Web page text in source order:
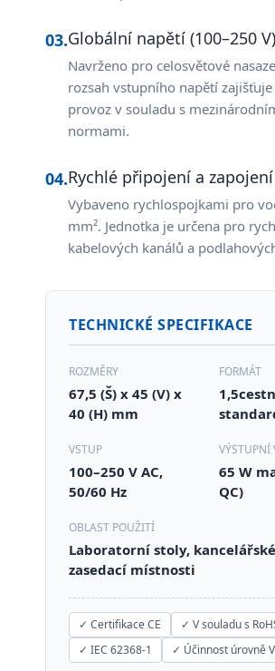
03.Globální napětí (100–250 V)
Navrženo pro celosvětové
rozsah vstupního napětí
provoz v souladu s
normami.
04.Rychlé připojení a zapojení
Vybaveno rychlospojkami pro
mm². Jednotka je určena pro
kabelových kanálů a
TECHNICKÉ SPECIFIKACE
ROZMĚRY
67,5 (Š) x 45 (V) x
40 (H) mm
FORMÁT
VSTUP
100–250 V AC,
50/60 Hz
VÝSTUPNÍ
65 W
QC)
OBLAST POUŽITÍ
Laboratorní stoly,
zasedací místnosti
✓ Certifikace CE
✓ V souladu s
✓ IEC 62368-1
✓ Účinnost úrovně